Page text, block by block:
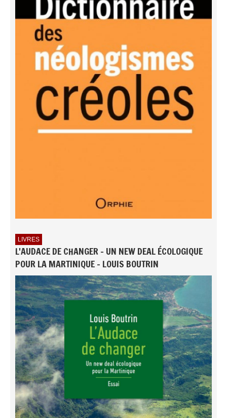
LIVRES
L'AUDACE DE CHANGER - UN NEW DEAL ÉCOLOGIQUE
POUR LA MARTINIQUE - LOUIS BOUTRIN